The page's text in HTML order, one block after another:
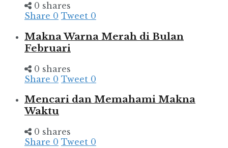
0 shares
Share 0 Tweet 0
Makna Warna Merah di Bulan
Februari
0 shares
Share 0 Tweet 0
Mencari dan Memahami Makna
Waktu
0 shares
Share 0 Tweet 0